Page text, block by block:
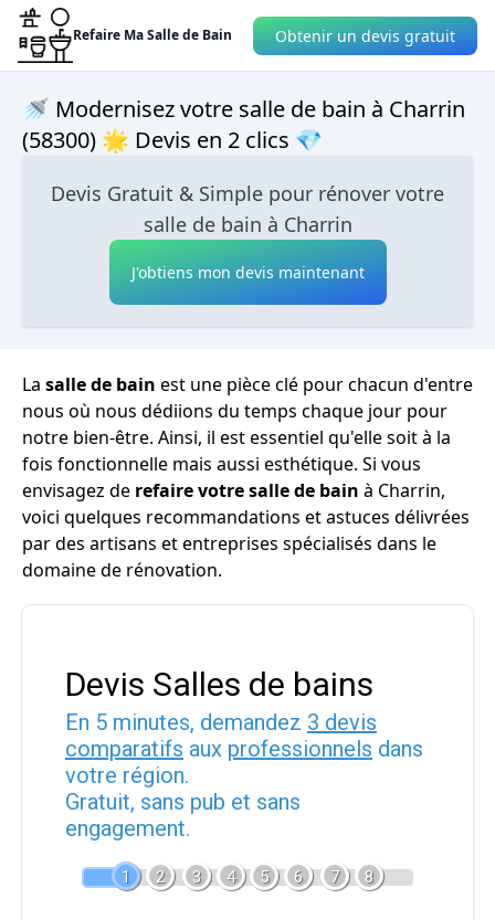
Refaire Ma Salle de Bain Obtenir un devis gratuit
🚿 Modernisez votre salle de bain à Charrin
(58300) 🌟 Devis en 2 clics 💎
Devis Gratuit & Simple pour rénover votre
salle de bain à Charrin
J'obtiens mon devis maintenant
La salle de bain est une pièce clé pour chacun d'entre
nous où nous dédiions du temps chaque jour pour
notre bien-être. Ainsi, il est essentiel qu'elle soit à la
fois fonctionnelle mais aussi esthétique. Si vous
envisagez de refaire votre salle de bain à Charrin,
voici quelques recommandations et astuces délivrées
par des artisans et entreprises spécialisés dans le
domaine de rénovation.
Devis Salles de bains
En 5 minutes, demandez 3 devis
comparatifs aux professionnels dans
votre région.
Gratuit, sans pub et sans
engagement.
1 2 3 4 5 6 7 8